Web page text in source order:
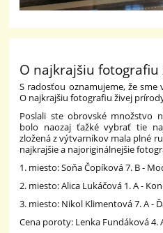
O najkrajšiu
S radosťou oznamujeme, že
O najkrajšiu fotografiu živej
Poslali ste obrovské množstvo
bolo naozaj ťažké vybrať tie
zložená z výtvarníkov mala plné
najkrajšie a najoriginálnejšie
1. miesto: Soňa Čopíková 7. B -
2. miesto: Alica Lukáčová 1. A -
3. miesto: Nikol Klimentová 7. A -
Cena poroty: Lenka Fundáková 4.